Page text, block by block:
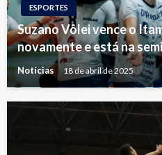
ESPORTES
Suzano Vôlei vence o
novamente e está na
Notícias 18 de abril de 2025